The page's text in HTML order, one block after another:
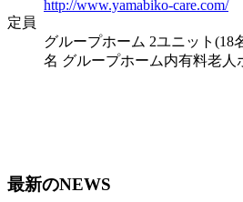
http://www.yamabiko-care.com/
定員
グループホーム 2ユニット(18
名 グループホーム内有料老人
最新のNEWS